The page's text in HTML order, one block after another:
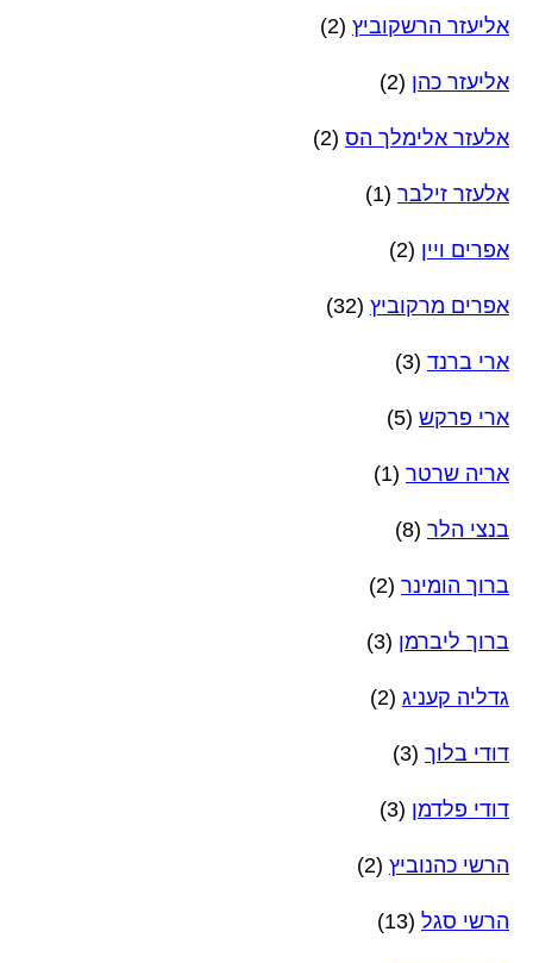
אליעזר הרשקוביץ (2)
אליעזר כהן (2)
אלעזר אלימלך הס (2)
אלעזר זילבר (1)
אפרים ויין (2)
אפרים מרקוביץ (32)
ארי ברנד (3)
ארי פרקש (5)
אריה שרטר (1)
בנצי הלר (8)
ברוך הומינר (2)
ברוך ליברמן (3)
גדליה קעניג (2)
דודי בלוך (3)
דודי פלדמן (3)
הרשי כהנוביץ (2)
הרשי סגל (13)